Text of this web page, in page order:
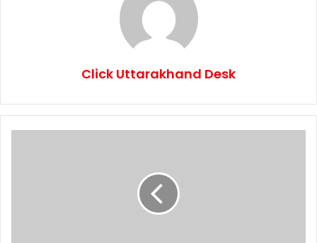
Click Uttarakhand Desk